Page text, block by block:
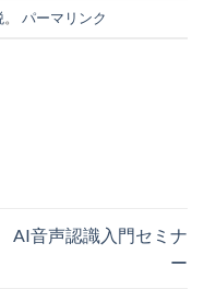
。 パーマリンク
音声認識入門セミナ
ー